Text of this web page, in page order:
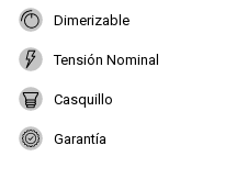
Dimerizable
Tensión Nominal
Casquillo
Garantía